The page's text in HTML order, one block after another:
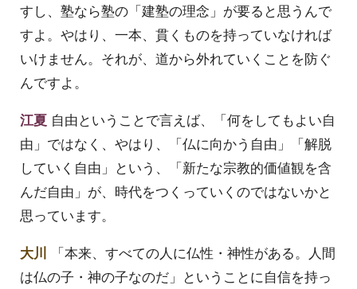
すし、塾なら塾の「建塾の理念」が要ると思うんで
すよ。やはり、一本、貫くものを持っていなければ
いけません。それが、道から外れていくことを防ぐ
んですよ。
江夏 自由ということで言えば、「何をしてもよい自
由」ではなく、やはり、「仏に向かう自由」「解脱
していく自由」という、「新たな宗教的価値観を含
んだ自由」が、時代をつくっていくのではないかと
思っています。
大川 「本来、すべての人に仏性・神性がある。人間
は仏の子・神の子なのだ」ということに自信を持っ